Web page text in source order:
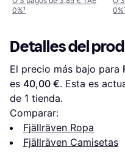
0%¹
0%¹
Detalles del
El precio más bajo para
es 40,00 €. Esta es
de 1 tienda.
Comparar:
Fjällräven Ropa
Fjällräven Camisetas